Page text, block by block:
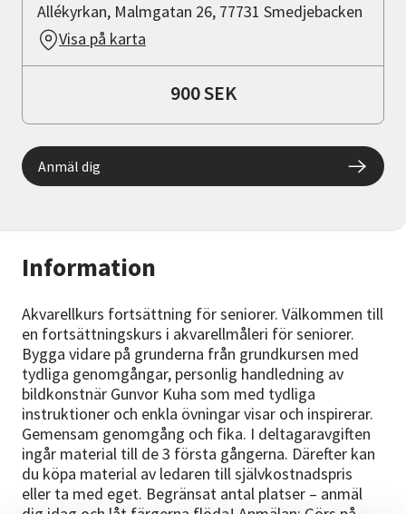
Information
Akvarellkurs fortsättning för seniorer. Välkommen till
en fortsättningskurs i akvarellmåleri för seniorer.
Bygga vidare på grunderna från grundkursen med
tydliga genomgångar, personlig handledning av
bildkonstnär Gunvor Kuha som med tydliga
instruktioner och enkla övningar visar och inspirerar.
Gemensam genomgång och fika. I deltagaravgiften
ingår material till de 3 första gångerna. Därefter kan
du köpa material av ledaren till självkostnadspris
eller ta med eget. Begränsat antal platser – anmäl
Allékyrkan, Malmgatan 26, 77731 Smedjebacken
Visa på karta
900 SEK
Anmäl dig